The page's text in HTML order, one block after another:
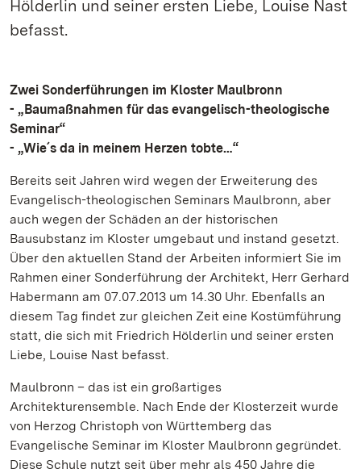
Hölderlin und seiner ersten Liebe, Louise Nast
befasst.
Zwei Sonderführungen im Kloster Maulbronn
- „Baumaßnahmen für das evangelisch-theologische
Seminar“
- „Wie´s da in meinem Herzen tobte…“
Bereits seit Jahren wird wegen der Erweiterung des
Evangelisch-theologischen Seminars Maulbronn, aber
auch wegen der Schäden an der historischen
Bausubstanz im Kloster umgebaut und instand gesetzt.
Über den aktuellen Stand der Arbeiten informiert Sie im
Rahmen einer Sonderführung der Architekt, Herr Gerhard
Habermann am 07.07.2013 um 14.30 Uhr. Ebenfalls an
diesem Tag findet zur gleichen Zeit eine Kostümführung
statt, die sich mit Friedrich Hölderlin und seiner ersten
Liebe, Louise Nast befasst.
Maulbronn – das ist ein großartiges
Architekturensemble. Nach Ende der Klosterzeit wurde
von Herzog Christoph von Württemberg das
Evangelische Seminar im Kloster Maulbronn gegründet.
Diese Schule nutzt seit über mehr als 450 Jahre die